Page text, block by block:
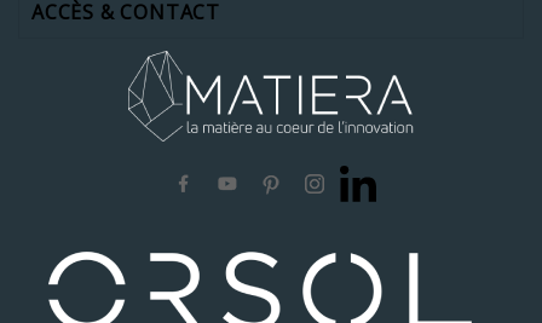
ACCÈS & CONTACT